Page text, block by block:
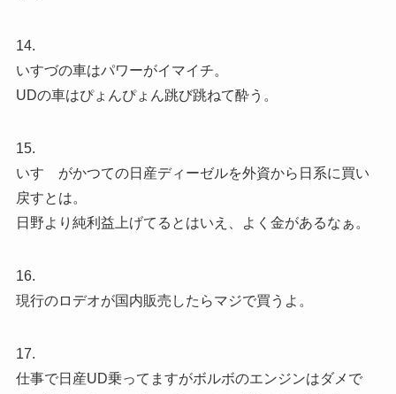
14.
いすづの車はパワーがイマイチ。
UDの車はぴょんぴょん跳び跳ねて酔う。
15.
いすゞがかつての日産ディーゼルを外資から日系に買い
戻すとは。
日野より純利益上げてるとはいえ、よく金があるなぁ。
16.
現行のロデオが国内販売したらマジで買うよ。
17.
仕事で日産UD乗ってますがボルボのエンジンはダメで